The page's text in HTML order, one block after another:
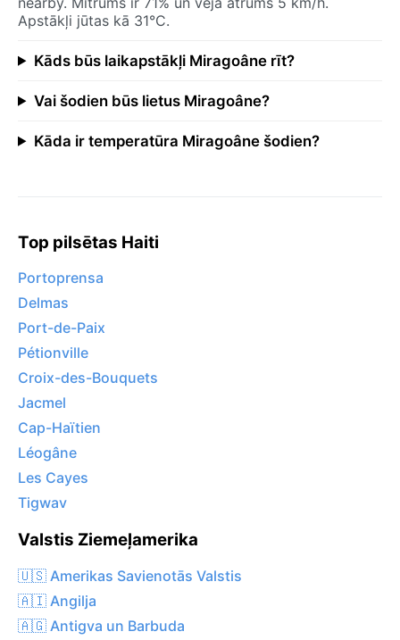
Apstākļi jūtas kā 31°C.
Kāds būs laikapstākļi Miragoâne rīt?
Vai šodien būs lietus Miragoâne?
Kāda ir temperatūra Miragoâne šodien?
Top pilsētas Haiti
Portoprensa
Delmas
Port-de-Paix
Pétionville
Croix-des-Bouquets
Jacmel
Cap-Haïtien
Léogâne
Les Cayes
Tigwav
Valstis Ziemeļamerika
🇺🇸 Amerikas Savienotās Valstis
🇦🇮 Angilja
🇦🇬 Antigva un Barbuda